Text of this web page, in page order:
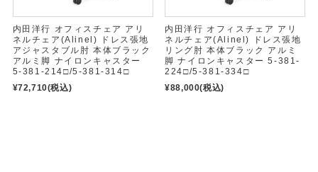
内田洋行 オフィスチェア アリ
ネルチェア(Alinel) ドレス張地
アジャスタブル肘 本体ブラック
アルミ脚 ナイロンキャスター
5-381-214□/5-381-314□
¥72,710(税込)
内田洋行 オフィスチェア アリ
ネルチェア(Alinel) ドレス張地
リング肘 本体ブラック アルミ
脚 ナイロンキャスター 5-381-
224□/5-381-334□
¥88,000(税込)